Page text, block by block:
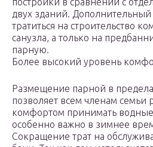
двух зданий.
тратиться на строительство
санузла, а только на
парную.
Более высокий уровень
Размещение парной в
позволяет всем членам семьи
комфортом принимать
особенно важно в зимнее
Сокращение трат на